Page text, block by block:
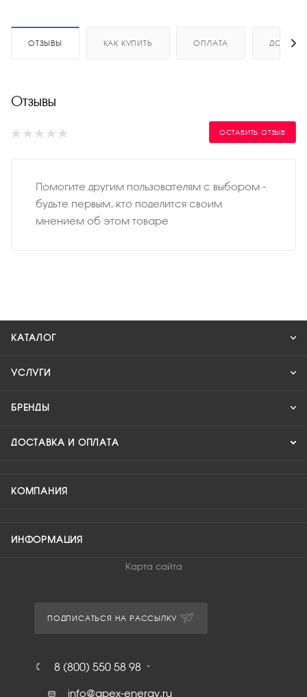
ОТЗЫВЫ КАК КУПИТЬ ОПЛАТА
Отзывы
ОСТАВИТЬ ОТЗЫВ
Помогите другим пользователям с выбором -
будьте первым, кто поделится своим
мнением об этом товаре
КАТАЛОГ
УСЛУГИ
БРЕНДЫ
ДОСТАВКА И ОПЛАТА
КОМПАНИЯ
ИНФОРМАЦИЯ
Карта сайта
ПОДПИСАТЬСЯ НА РАССЫЛКУ
8 (800) 550 58 98
info@apex-energy.ru